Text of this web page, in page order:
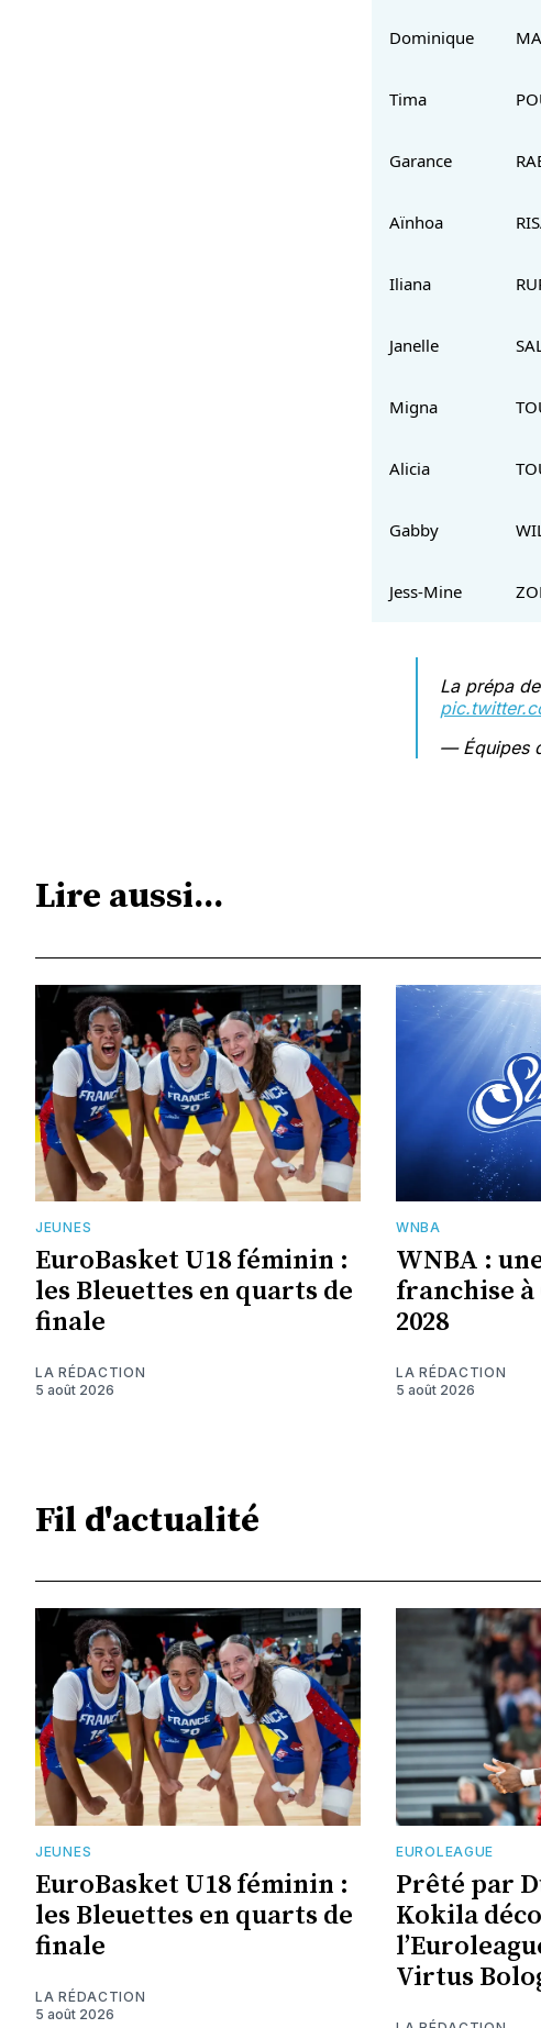
Dominique
Tima
Garance
Aïnhoa
Iliana
Janelle
Migna
Alicia
Gabby
Jess-Mine
La prépa
— Équipes
Lire aussi...
JEUNES
EuroBasket U18 féminin :
les Bleuettes en quarts de
finale
LA RÉDACTION
5 août 2026
WNBA
WNBA :
franchise à
2028
LA RÉDACTION
5 août 2026
Fil d'actualité
JEUNES
EuroBasket U18 féminin :
les Bleuettes en quarts de
finale
LA RÉDACTION
5 août 2026
EUROLEAGUE
Prêté par
Kokila
Virtus